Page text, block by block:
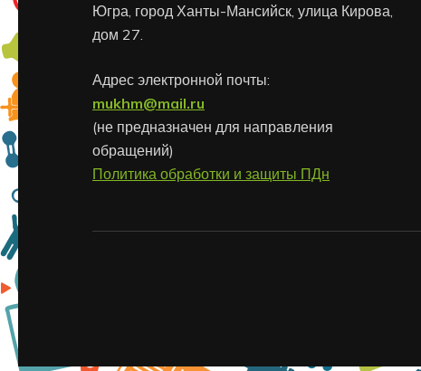
Югра, город Ханты-Мансийск, улица Кирова,
дом 27.
Адрес электронной почты:
mukhm@mail.ru
(не предназначен для направления
обращений)
Политика обработки и защиты ПДн